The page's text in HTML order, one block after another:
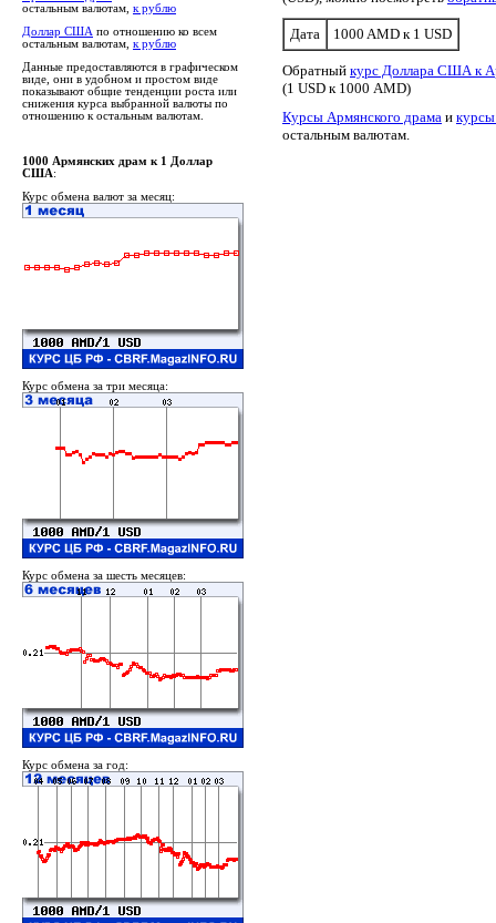
остальным валютам, к рублю
Доллар США по отношению ко всем
остальным валютам, к рублю
Данные предоставляются в графическом
виде, они в удобном и простом виде
показывают общие тенденции роста или
снижения курса выбранной валюты по
отношению к остальным валютам.
Дата 1000 AMD к 1 USD
Обратный курс Доллара США к
(1 USD к 1000 AMD)
Курсы Армянского драма и
остальным валютам.
1000 Армянских драм к 1 Доллар
США:
Курс обмена валют за месяц:
Курс обмена за три месяца:
Курс обмена за шесть месяцев:
Курс обмена за год: